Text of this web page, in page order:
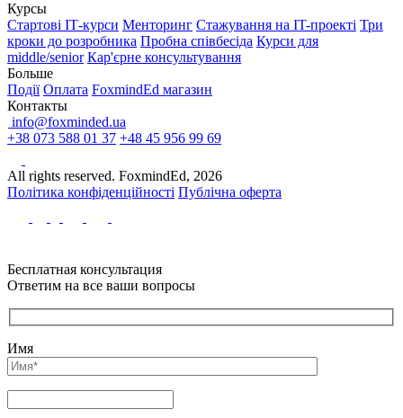
Курсы
Стартові IТ-курси Менторинг Стажування на IT-проекті Три
кроки до розробника Пробна співбесіда Курси для
middle/senior Кар'єрне консультування
Больше
Події Оплата FoxmindEd магазин
Контакты
info@foxminded.ua
+38 073 588 01 37 +48 45 956 99 69
All rights reserved. FoxmindEd, 2026
Політика конфіденційності Публічна оферта
Бесплатная консультация
Ответим на все ваши вопросы
Имя